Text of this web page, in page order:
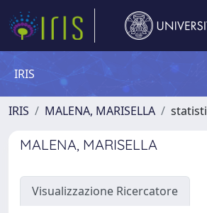
IRIS
IRIS MALENA, MARISELLA
MALENA, MARISELLA
Visualizzazione Ricercatore